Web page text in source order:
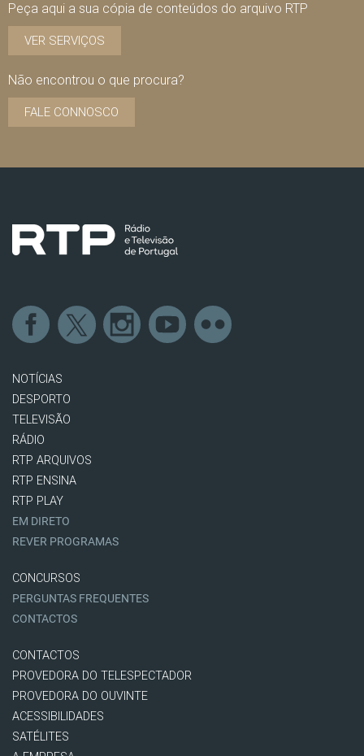
Peça aqui a sua cópia de conteúdos do arquivo RTP
VER SERVIÇOS
Não encontrou o que procura?
FALE CONNOSCO
NOTÍCIAS
DESPORTO
TELEVISÃO
RÁDIO
RTP ARQUIVOS
RTP ENSINA
RTP PLAY
EM DIRETO
REVER PROGRAMAS
CONCURSOS
PERGUNTAS FREQUENTES
CONTACTOS
CONTACTOS
PROVEDORA DO TELESPECTADOR
PROVEDORA DO OUVINTE
ACESSIBILIDADES
SATÉLITES